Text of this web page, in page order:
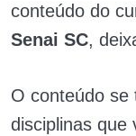
conteúdo do
Senai SC,
O conteúdo se
disciplinas que